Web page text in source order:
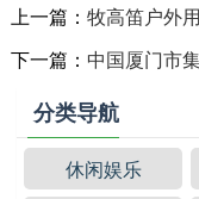
上一篇： 牧高笛户外
下一篇： 中国厦门市
分类导航
休闲娱乐